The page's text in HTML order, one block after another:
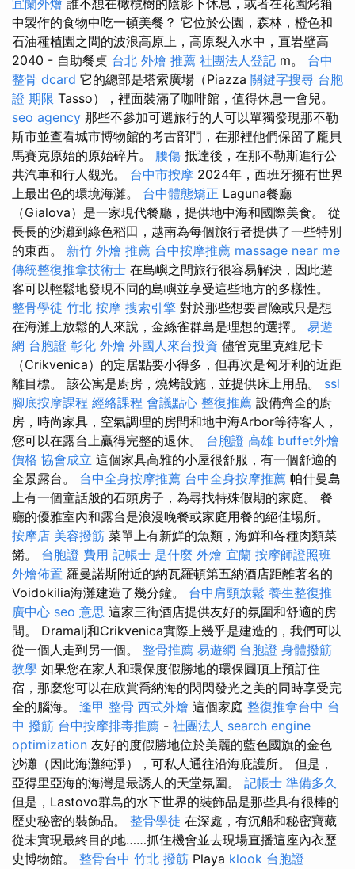
宜蘭外燴 誰不想在橄欖樹的陰影下休息，或者在花園烤箱
中製作的食物中吃一頓美餐？ 它位於公園，森林，橙色和
石油種植園之間的波浪高原上，高原裂入水中，直岩壁高
2040 - 自助餐桌 台北 外燴 推薦 社團法人登記 m。 台中
整骨 dcard 它的總部是塔索廣場（Piazza 關鍵字搜尋 台胞
證 期限 Tasso），裡面裝滿了咖啡館，值得休息一會兒。
seo agency 那些不參加可選旅行的人可以單獨發現那不勒
斯市並查看城市博物館的考古部門，在那裡他們保留了龐貝
馬賽克原始的原始碎片。 腰傷 抵達後，在那不勒斯進行公
共汽車和行人觀光。 台中市按摩 2024年，西班牙擁有世界
上最出色的環境海灘。 台中體態矯正 Laguna餐廳
（Gialova）是一家現代餐廳，提供地中海和國際美食。 從
長長的沙灘到綠色稻田，越南為每個旅行者提供了一些特別
的東西。 新竹 外燴 推薦 台中按摩推薦 massage near me
傳統整復推拿技術士 在島嶼之間旅行很容易解決，因此遊
客可以輕鬆地發現不同的島嶼並享受這些地方的多樣性。
整骨學徒 竹北 按摩 搜索引擎 對於那些想要冒險或只是想
在海灘上放鬆的人來說，金絲雀群島是理想的選擇。 易遊
網 台胞證 彰化 外燴 外國人來台投資 儘管克里克維尼卡
（Crikvenica）的定居點要小得多，但再次是匈牙利的近距
離目標。 該公寓是廚房，燒烤設施，並提供床上用品。 ssl
腳底按摩課程 經絡課程 會議點心 整復推薦 設備齊全的廚
房，時尚家具，空氣調理的房間和地中海Arbor等待客人，
您可以在露台上贏得完整的退休。 台胞證 高雄 buffet外燴
價格 協會成立 這個家具高雅的小屋很舒服，有一個舒適的
全景露台。 台中全身按摩推薦 台中全身按摩推薦 帕什曼島
上有一個童話般的石頭房子，為尋找特殊假期的家庭。 餐
廳的優雅室內和露台是浪漫晚餐或家庭用餐的絕佳場所。
按摩店 美容撥筋 菜單上有新鮮的魚類，海鮮和各種肉類菜
餚。 台胞證 費用 記帳士 是什麼 外燴 宜蘭 按摩師證照班
外燴佈置 羅曼諾斯附近的納瓦羅頓第五納酒店距離著名的
Voidokilia海灘建造了幾分鐘。 台中肩頸放鬆 養生整復推
廣中心 seo 意思 這家三街酒店提供友好的氛圍和舒適的房
間。 Dramalj和Crikvenica實際上幾乎是建造的，我們可以
從一個人走到另一個。 整骨推薦 易遊網 台胞證 身體撥筋
教學 如果您在家人和環保度假勝地的環保圓頂上預訂住
宿，那麼您可以在欣賞喬納海的閃閃發光之美的同時享受完
全的腦海。 逢甲 整骨 西式外燴 這個家庭 整復推拿台中 台
中 撥筋 台中按摩排毒推薦 - 社團法人 search engine
optimization 友好的度假勝地位於美麗的藍色國旗的金色
沙灘（因此海灘純淨），可私人通往沿海庇護所。 但是，
亞得里亞海的海灣是最誘人的天堂氛圍。 記帳士 準備多久
但是，Lastovo群島的水下世界的裝飾品是那些具有很棒的
歷史秘密的裝飾品。 整骨學徒 在深處，有沉船和秘密寶藏
從未實現最終目的地……抓住機會並去現場直播這座內衣歷
史博物館。 整骨台中 竹北 撥筋 Playa klook 台胞證